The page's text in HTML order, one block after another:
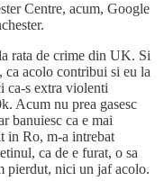
Centre, acum, Google
rata de crime din UK. Si
ca acolo contribui si eu la
ca-s extra violenti
Acum nu prea gasesc
banuiesc ca e mai
in Ro, m-a intrebat
ca de e furat, o sa
pierdut, nici un jaf acolo.